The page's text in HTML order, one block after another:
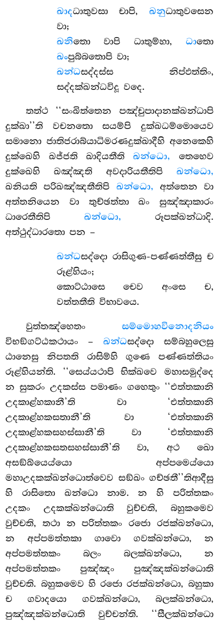
ඛාදධාතුවසා චාපි, ඛනුධාතුවසෙන
වා;
ඛනිතො වාපි ධාතුම්හා, ධාතො
ඛංපුබ්බතොපි වා;
ඛන්ධසද්දස්ස නිප්ඵත්තිං,
සද්දක්ඛන්ධවිදූ වදෙ.
තත්ථ ‘‘සංඛිත්තෙන පඤ්චුපාදානක්ඛන්ධාපි
දුක්ඛා’’ති වචනතො සයම්පි දුක්ඛධම්මොයෙව
සමානො ජාතිජරාබ්යාධිමරණදුක්ඛාදීහි අනෙකෙහි
දුක්ඛෙහි ඛජ්ජති ඛාදියතීතිඛන්ධො, තෙහෙව
දුක්ඛෙහි ඛඤ්ඤති අවදාරියතීතිපි ඛන්ධො,
ඛනියති පරිඛඤ්ඤතීතිපි ඛන්ධො, අත්තෙන වා
අත්තනියෙන වා තුච්ඡත්තා ඛං සුඤ්ඤාකාරං
ධාරෙතීතිපි ඛන්ධො, රූපක්ඛන්ධාදි.
අත්ථුද්ධාරතො පන –
ඛන්ධසද්දො රාසිගුණ-පණ්ණත්තීසු ච
රූළ්හියං;
කොට්ඨාසෙ චෙව අංසෙ ච,
වත්තතීති විභාවයෙ.
වුත්තඤ්හෙතං සම්මොහවිනොදනියං
විභඞ්ගට්ඨකථායං – ඛන්ධසද්දො සම්බහුලෙසු
ඨානෙසු නිපතති රාසිම්හි ගුණෙ පණ්ණත්තියං
රූළ්හියන්ති. ‘‘සෙය්යථාපි භික්ඛවෙ මහාසමුද්දෙ
න සුකරං උදකස්ස පමාණං ගහෙතුං ‘‘එත්තකානි
උදකාළ්හකානී’ති වා ‘එත්තකානි
උදකාළ්හකසතානී’ති වා ‘එත්තකානි
උදකාළ්හකසහස්සානී’ති වා ‘එත්තකානි
උදකාළ්හකසතසහස්සානී’ති වා, අථ ඛො
අසඞ්ඛ්යෙය්යො අප්පමෙය්යො
මහාඋදකක්ඛන්ධොත්වෙව සඞ්ඛං ගච්ඡතී’’තිආදීසු
හි රාසිතො ඛන්ධො නාම. න හි පරිත්තකං
උදකං උදකක්ඛන්ධොති වුච්චති, බහුකමෙව
වුච්චති, තථා න පරිත්තකං රජො රජක්ඛන්ධො,
න අප්පමත්තකා ගාවො ගවක්ඛන්ධො, න
අප්පමත්තකං බලං බලක්ඛන්ධො, න
අප්පමත්තකං පුඤ්ඤං පුඤ්ඤක්ඛන්ධොති
වුච්චති. බහුකමෙව හි රජො රජක්ඛන්ධො, බහුකා
ච ගවාදයො ගවක්ඛන්ධො, බලක්ඛන්ධො,
පුඤ්ඤක්ඛන්ධොති වුච්චන්ති. ‘‘සීලක්ඛන්ධො